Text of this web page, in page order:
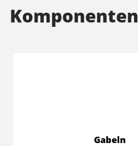
Komponenten
Gabeln